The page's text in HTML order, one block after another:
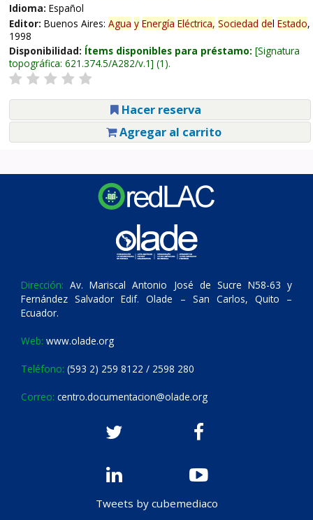
Idioma: Español
Editor: Buenos Aires: Agua y Energía Eléctrica, Sociedad del Estado,
1998
Disponibilidad: Ítems disponibles para préstamo: Signatura
topográfica: 621.374.5/A282/v.1 (1).
Hacer reserva
Agregar al carrito
Dirección: Av. Mariscal Antonio José de Sucre N58-63 y
Fernández Salvador Edif. Olade – San Carlos, Quito –
Ecuador.
Web: www.olade.org
Teléfono: (593 2) 259 8122 / 2598 280
Correo: centro.documentacion@olade.org
Tweets by cubemediaco